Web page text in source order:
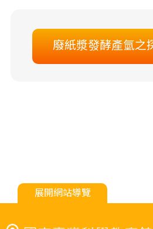
廢紙漿發酵產氫之
展開網站導覽